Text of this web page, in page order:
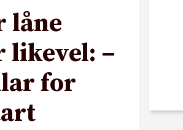
låne
likevel: –
for